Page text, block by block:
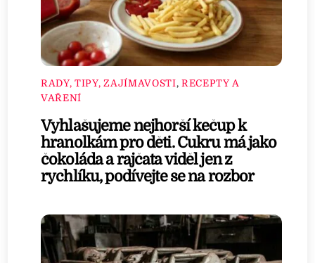
RADY, TIPY, ZAJÍMAVOSTI, RECEPTY A
VAŘENÍ
Vyhlašujeme nejhorší kečup k
hranolkám pro děti. Cukru má jako
čokoláda a rajčata viděl jen z
rychlíku, podívejte se na rozbor